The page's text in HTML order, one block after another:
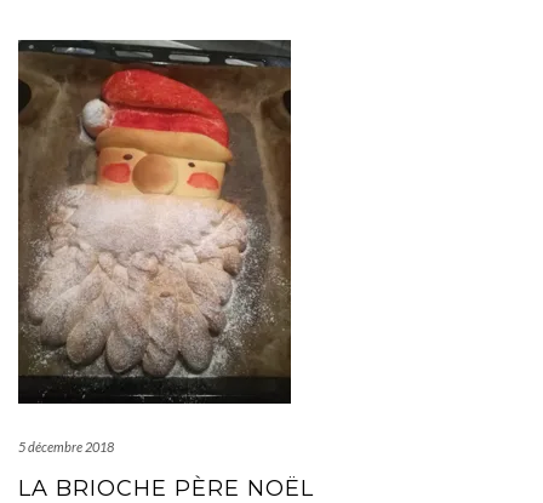
5 décembre 2018
LA BRIOCHE PÈRE NOËL